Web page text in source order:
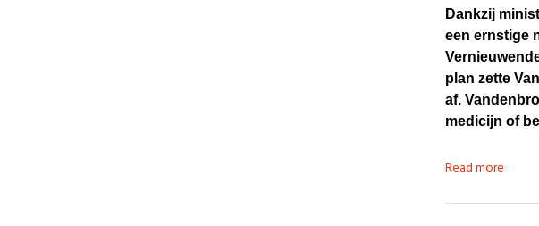
Dankzij
een ernstige
plan zette
af.
medicijn of
Read more